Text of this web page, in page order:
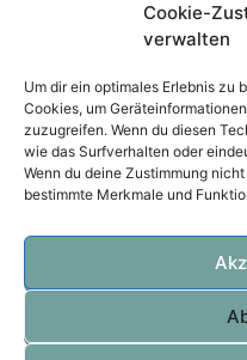
Cookie-
verwalten
Um dir ein optimales Erlebnis zu
Cookies, um
zuzugreifen. Wenn du diesen
wie das Surfverhalten oder
Wenn du deine Zustimmung
bestimmte Merkmale und
[cookies_revoke]
Über diese Seite
Datenschutzerklärung